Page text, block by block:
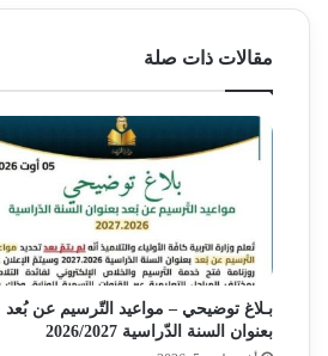
مقالات ذات صلة
بـلاغ توضيحي – مواعيد التّرسيم عن بُعد
بعنوان السنة الدّراسية 2026/2027